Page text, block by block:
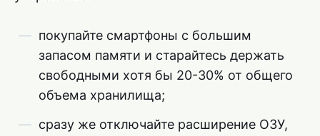
покупайте смартфоны с большим
запасом памяти и старайтесь держать
свободными хотя бы 20-30% от общего
объема хранилища;
сразу же отключайте расширение ОЗУ,